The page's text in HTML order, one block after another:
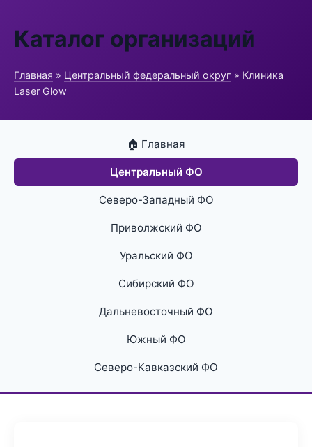
Каталог организаций
Главная » Центральный федеральный округ » Клиника
Laser Glow
🏠 Главная
Центральный ФО
Северо-Западный ФО
Приволжский ФО
Уральский ФО
Сибирский ФО
Дальневосточный ФО
Южный ФО
Северо-Кавказский ФО